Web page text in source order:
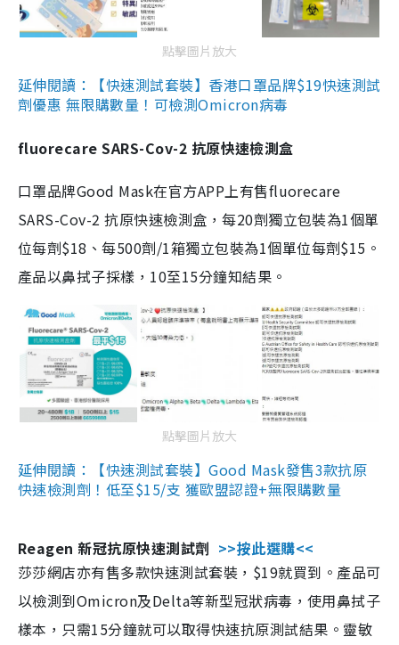
點擊圖片放大
延伸閱讀：【快速測試套裝】香港口罩品牌$19快速測試
劑優惠 無限購數量！可檢測Omicron病毒
fluorecare SARS-Cov-2 抗原快速檢測盒
口罩品牌Good Mask在官方APP上有售fluorecare
SARS-Cov-2 抗原快速檢測盒，每20劑獨立包裝為1個單
位每劑$18、每500劑/1箱獨立包裝為1個單位每劑$15。
產品以鼻拭子採樣，10至15分鐘知結果。
點擊圖片放大
延伸閱讀：【快速測試套裝】Good Mask發售3款抗原
快速檢測劑！低至$15/支 獲歐盟認證+無限購數量
Reagen 新冠抗原快速測試劑 >>按此選購<<
莎莎網店亦有售多款快速測試套裝，$19就買到。產品可
以檢測到Omicron及Delta等新型冠狀病毒，使用鼻拭子
樣本，只需15分鐘就可以取得快速抗原測試結果。靈敏